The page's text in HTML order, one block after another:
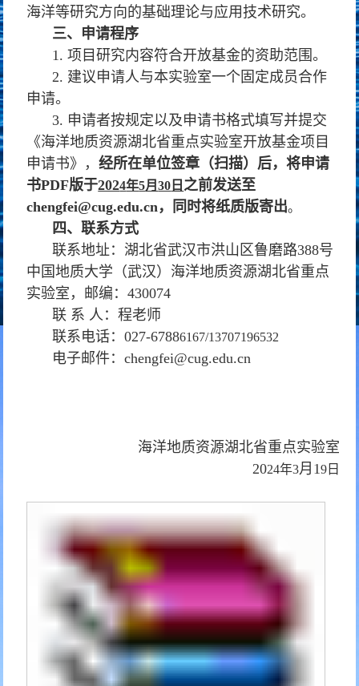
海洋等研究方向的基础理论与应用技术研究。
三、申请程序
1. 项目研究内容符合开放基金的资助范围。
2. 建议申请人与本实验室一个固定成员合作
申请。
3. 申请者按规定以及申请书格式填写并提交
《海洋地质资源湖北省重点实验室开放基金项目
申请书》，经所在单位签章（扫描）后，将申请
书PDF版于2024年5月30 日 之前发送至
chengfei@cug.edu.cn，同时将纸质版寄出。
四、联系方式
联系地址：湖北省武汉市洪山区鲁磨路388号
中国地质大学（武汉）海洋地质资源湖北省重点
实验室，邮编：430074
联 系 人：程老师
联系电话：027-67886167/13707196532
电子邮件：chengfei@cug.edu.cn
海洋地质资源湖北省重点实验室
2024年3月 19日